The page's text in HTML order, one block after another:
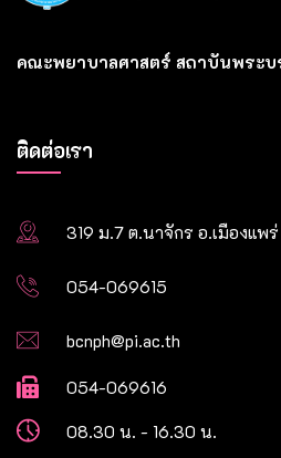
คณะพยาบาลศาสตร์ สถาบันพระบ
ติดต่อเรา
319 ม.7 ต.นาจักร อ.เมืองแพ
054-069615
bcnph@pi.ac.th
054-069616
08.30 น. - 16.30 น.